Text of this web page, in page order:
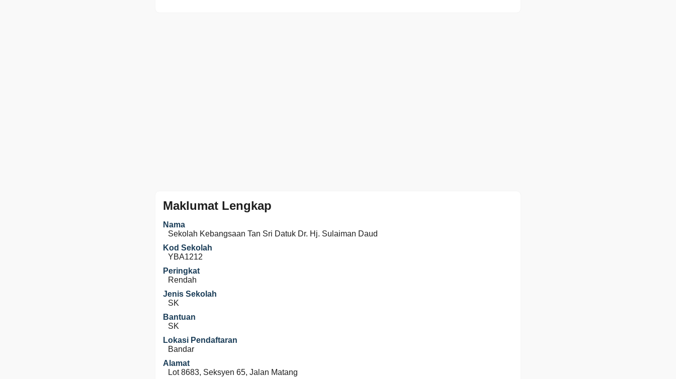
Maklumat Lengkap
Nama
Sekolah Kebangsaan Tan Sri Datuk Dr. Hj. Sulaiman Daud
Kod Sekolah
YBA1212
Peringkat
Rendah
Jenis Sekolah
SK
Bantuan
SK
Lokasi Pendaftaran
Bandar
Alamat
Lot 8683, Seksyen 65, Jalan Matang